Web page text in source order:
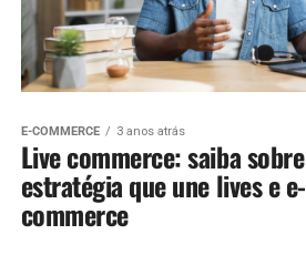
E-COMMERCE 3 anos atrás
Live commerce: saiba sobre
estratégia que une lives e e-
commerce